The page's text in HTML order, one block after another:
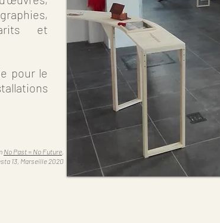
et
pour le
No Past = No Future,
13, Marseille 2020